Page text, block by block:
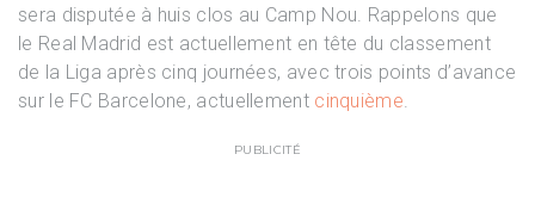
sera disputée à huis clos au Camp Nou. Rappelons que
le Real Madrid est actuellement en tête du classement
de la Liga après cinq journées, avec trois points d’avance
sur le FC Barcelone, actuellement cinquième.
PUBLICITÉ